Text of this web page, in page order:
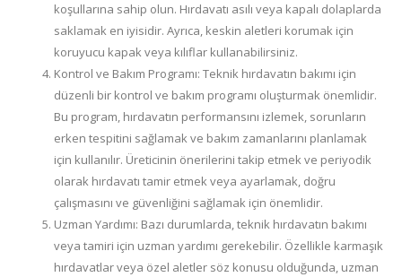
koşullarına sahip olun. Hırdavatı asılı veya kapalı dolaplarda
saklamak en iyisidir. Ayrıca, keskin aletleri korumak için
koruyucu kapak veya kılıflar kullanabilirsiniz.
Kontrol ve Bakım Programı: Teknik hırdavatın bakımı için
düzenli bir kontrol ve bakım programı oluşturmak önemlidir.
Bu program, hırdavatın performansını izlemek, sorunların
erken tespitini sağlamak ve bakım zamanlarını planlamak
için kullanılır. Üreticinin önerilerini takip etmek ve periyodik
olarak hırdavatı tamir etmek veya ayarlamak, doğru
çalışmasını ve güvenliğini sağlamak için önemlidir.
Uzman Yardımı: Bazı durumlarda, teknik hırdavatın bakımı
veya tamiri için uzman yardımı gerekebilir. Özellikle karmaşık
hırdavatlar veya özel aletler söz konusu olduğunda, uzman